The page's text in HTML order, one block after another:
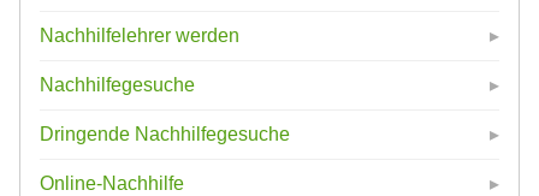
Nachhilfelehrer werden
Nachhilfegesuche
Dringende Nachhilfegesuche
Online-Nachhilfe